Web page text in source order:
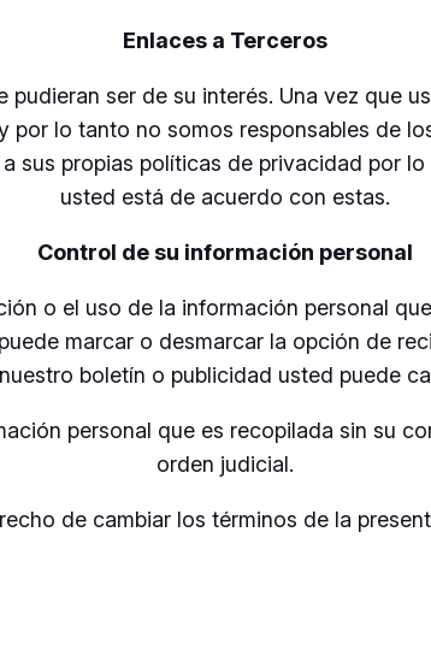
Enlaces a Terceros
ser de su interés. Una vez que
lo tanto no somos responsables de
sus propias políticas de privacidad por
usted está de acuerdo con estas.
Control de su información personal
o el uso de la información personal
marcar o desmarcar la opción de
boletín o publicidad usted puede
personal que es recopilada sin su
orden judicial.
de cambiar los términos de la